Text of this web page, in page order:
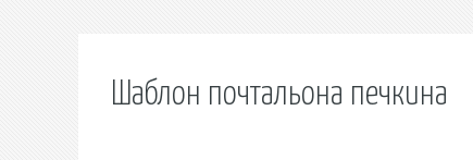
Шаблон почтальона печкина